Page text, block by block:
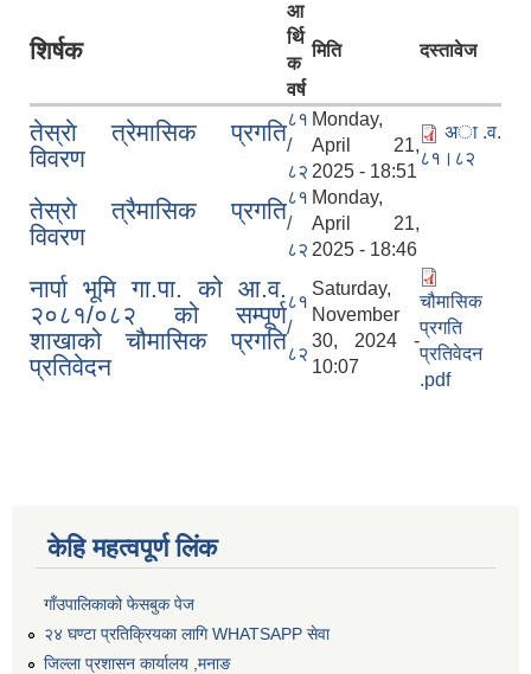
शिर्षक
आ
र्थि
क
वर्ष
मिति दस्तावेज
तेस्राे त्रेमासिक प्रगति
विवरण
८१
/
८२
Monday,
April 21,
2025 - 18:51
अा .व.
८१।८२
तेस्राे त्रैमासिक प्रगति
विवरण
८१
/
८२
Monday,
April 21,
2025 - 18:46
नार्पा भूमि गा.पा. को आ.व.
२०८१/०८२ को सम्पूर्ण
शाखाको चौमासिक प्रगति
प्रतिवेदन
८१
/
८२
Saturday,
November
30, 2024 -
10:07
चौमासिक
प्रगति
प्रतिवेदन
.pdf
केहि महत्वपूर्ण लिंक
गाँउपालिकाको फेसबुक पेज
२४ घण्टा प्रतिक्रियका लागि WHATSAPP सेवा
जिल्ला प्रशासन कार्यालय ,मनाङ